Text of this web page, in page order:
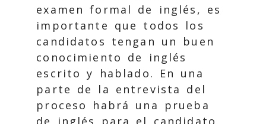
examen formal de inglés, es
importante que todos los
candidatos tengan un buen
conocimiento de inglés
escrito y hablado. En una
parte de la entrevista del
proceso habrá una prueba
de inglés para el candidato,